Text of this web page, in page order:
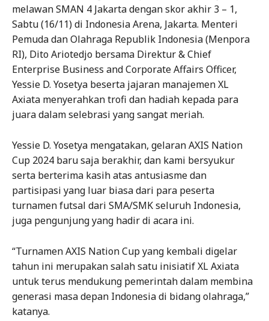
melawan SMAN 4 Jakarta dengan skor akhir 3 – 1,
Sabtu (16/11) di Indonesia Arena, Jakarta. Menteri
Pemuda dan Olahraga Republik Indonesia (Menpora
RI), Dito Ariotedjo bersama Direktur & Chief
Enterprise Business and Corporate Affairs Officer,
Yessie D. Yosetya beserta jajaran manajemen XL
Axiata menyerahkan trofi dan hadiah kepada para
juara dalam selebrasi yang sangat meriah.
Yessie D. Yosetya mengatakan, gelaran AXIS Nation
Cup 2024 baru saja berakhir, dan kami bersyukur
serta berterima kasih atas antusiasme dan
partisipasi yang luar biasa dari para peserta
turnamen futsal dari SMA/SMK seluruh Indonesia,
juga pengunjung yang hadir di acara ini.
“Turnamen AXIS Nation Cup yang kembali digelar
tahun ini merupakan salah satu inisiatif XL Axiata
untuk terus mendukung pemerintah dalam membina
generasi masa depan Indonesia di bidang olahraga,”
katanya.